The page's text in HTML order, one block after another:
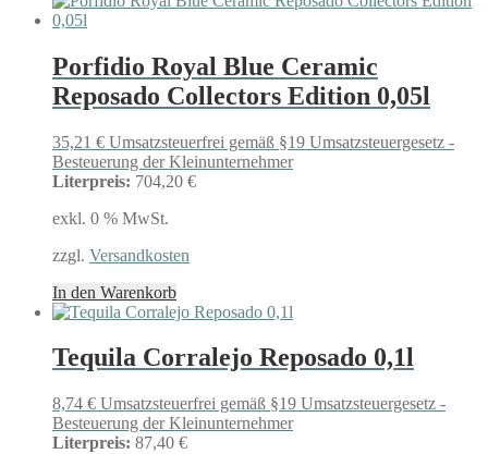
Porfidio Royal Blue Ceramic
Reposado Collectors Edition 0,05l
35,21 € Umsatzsteuerfrei gemäß §19 Umsatzsteuergesetz -
Besteuerung der Kleinunternehmer
Literpreis: 704,20 €
exkl. 0 % MwSt.
zzgl. Versandkosten
In den Warenkorb
Tequila Corralejo Reposado 0,1l
8,74 € Umsatzsteuerfrei gemäß §19 Umsatzsteuergesetz -
Besteuerung der Kleinunternehmer
Literpreis: 87,40 €